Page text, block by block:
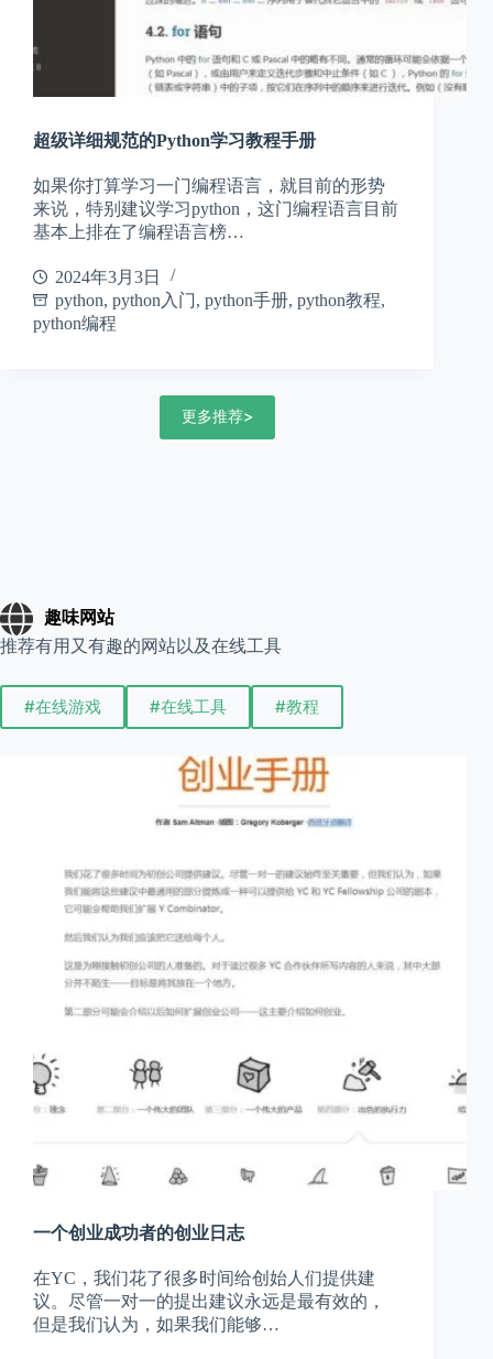
超级详细规范的Python学习教程手册
如果你打算学习一门编程语言，就目前的形势
来说，特别建议学习python，这门编程语言目前
基本上排在了编程语言榜…
2024年3月3日
python, python入门, python手册, python教程,
python编程
更多推荐>
趣味网站
推荐有用又有趣的网站以及在线工具
#在线游戏 #在线工具 #教程
一个创业成功者的创业日志
在YC，我们花了很多时间给创始人们提供建
议。尽管一对一的提出建议永远是最有效的，
但是我们认为，如果我们能够…